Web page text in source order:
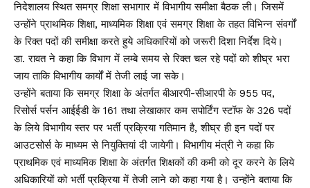
निदेशालय स्थित समग्र शिक्षा सभागार में विभागीय समीक्षा बैठक ली। जिसमें
उन्होंने प्राथमिक शिक्षा, माध्यमिक शिक्षा एवं समग्र शिक्षा के तहत विभिन्न संवर्गों
के रिक्त पदों की समीक्षा करते हुये अधिकारियों को जरूरी दिशा निर्देश दिये।
डा. रावत ने कहा कि विभाग में लम्बे समय से रिक्त चल रहे पदों को शीघ्र भरा
जाय ताकि विभागीय कार्यों में तेजी लाई जा सके।
उन्होंने बताया कि समग्र शिक्षा के अंतर्गत बीआरपी-सीआरपी के 955 पद,
रिसोर्स पर्सन आईईडी के 161 तथा लेखाकार कम सपोर्टिंग स्टॉफ के 326 पदों
के लिये विभागीय स्तर पर भर्ती प्रक्रिया गतिमान है, शीघ्र ही इन पदों पर
आउटसोर्स के माध्यम से नियुक्तियां दी जायेगी। विभागीय मंत्री ने कहा कि
प्राथमिक एवं माध्यमिक शिक्षा के अंतर्गत शिक्षकों की कमी को दूर करने के लिये
अधिकारियों को भर्ती प्रक्रिया में तेजी लाने को कहा गया है। उन्होंने बताया कि